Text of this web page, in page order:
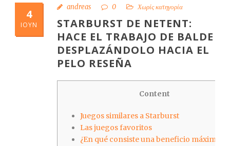
4
ΙΟΎΝ
andreas 0 Χωρίς κατηγορία
STARBURST DE NETENT:
HACE EL TRABAJO DE BALDE
DESPLAZÁNDOLO HACIA EL
PELO RESEÑA
Content
Juegos similares a Starburst
Las juegos favoritos
¿En qué consiste una beneficio máxima